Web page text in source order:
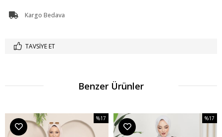
Kargo Bedava
TAVSIYE ET
Benzer Ürünler
%17
%17